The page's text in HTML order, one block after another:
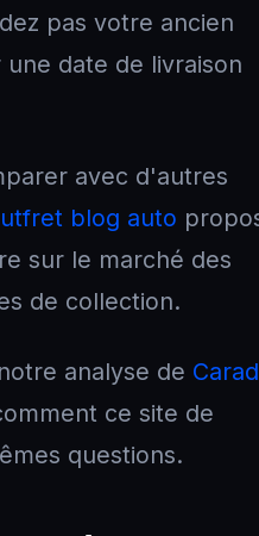
pas votre ancien
date de livraison
avec d'autres
blog auto
sur le marché des
de collection.
analyse de
ce site de
questions.